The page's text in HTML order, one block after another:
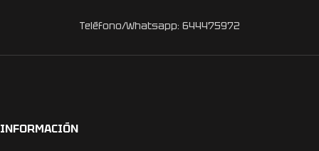
Teléfono/Whatsapp: 644475972
INFORMACIÓN